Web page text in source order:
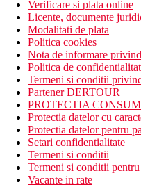
Verificare si plata online
Licente, documente
Modalitati de plata
Politica cookies
Nota de informare
Politica de
Termeni si conditii
Partener DERTOUR
PROTECTIA
Protectia datelor cu
Protectia datelor pentru
Setari confidentialitate
Termeni si conditii
Termeni si conditii
Vacante in rate